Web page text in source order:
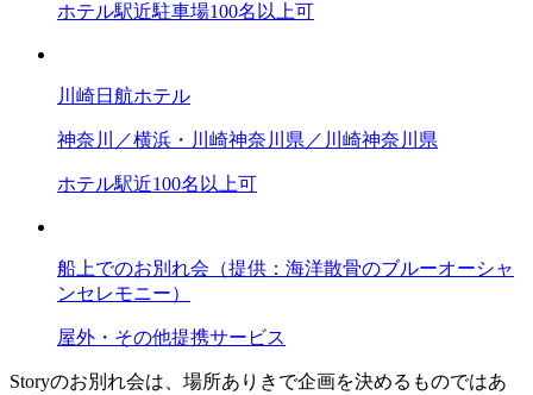
ホテル駅近駐車場100名以上可
川崎日航ホテル
神奈川／横浜・川崎神奈川県／川崎神奈川県
ホテル駅近100名以上可
船上でのお別れ会（提供：海洋散骨のブルーオーシャ
ンセレモニー）
屋外・その他提携サービス
Storyのお別れ会は、場所ありきで企画を決めるものではあ